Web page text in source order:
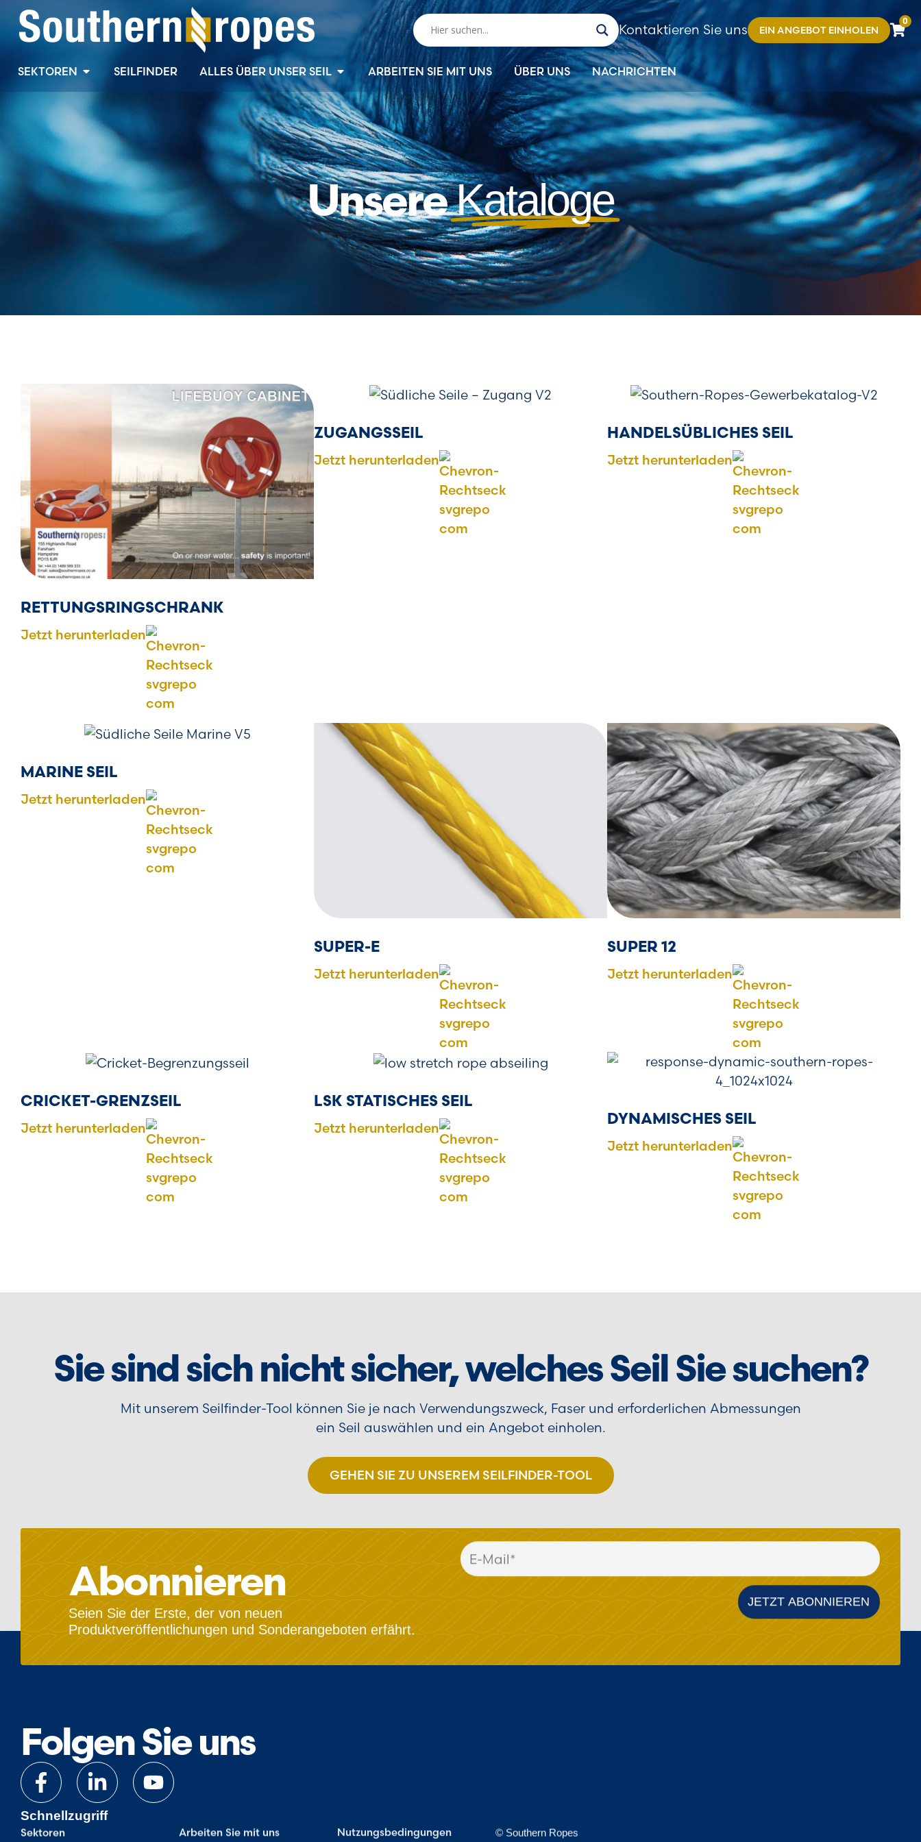
Kontaktieren Sie uns EIN ANGEBOT EINHOLEN
0
SEKTOREN SEILFINDER ALLES ÜBER UNSER SEIL ARBEITEN SIE MIT UNS ÜBER UNS NACHRICHTEN
UnsereKataloge
RETTUNGSRINGSCHRANK
Jetzt herunterladen
ZUGANGSSEIL
Jetzt herunterladen
HANDELSÜBLICHES SEIL
Jetzt herunterladen
MARINE SEIL
Jetzt herunterladen
SUPER-E
Jetzt herunterladen
SUPER 12
Jetzt herunterladen
CRICKET-GRENZSEIL
Jetzt herunterladen
LSK STATISCHES SEIL
Jetzt herunterladen
DYNAMISCHES SEIL
Jetzt herunterladen
Sie sind sich nicht sicher, welches Seil Sie suchen?
Mit unserem Seilfinder-Tool können Sie je nach Verwendungszweck, Faser und erforderlichen Abmessungen
ein Seil auswählen und ein Angebot einholen.
GEHEN SIE ZU UNSEREM SEILFINDER-TOOL
Abonnieren
Seien Sie der Erste, der von neuen
Produktveröffentlichungen und Sonderangeboten erfährt.
Folgen Sie uns
Schnellzugriff
Sektoren Arbeiten Sie mit uns Nutzungsbedingungen © Southern Ropes